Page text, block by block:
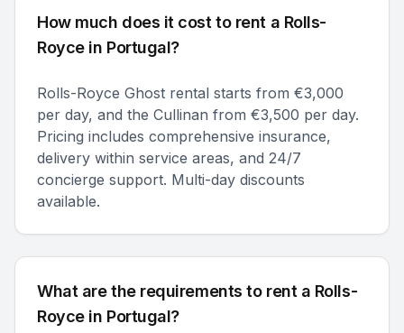
How much does it cost to rent a Rolls-
Royce in Portugal?
Rolls-Royce Ghost rental starts from €3,000
per day, and the Cullinan from €3,500 per day.
Pricing includes comprehensive insurance,
delivery within service areas, and 24/7
concierge support. Multi-day discounts
available.
What are the requirements to rent a Rolls-
Royce in Portugal?